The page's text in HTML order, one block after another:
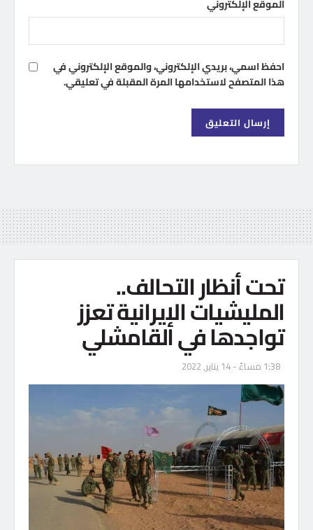
الموقع الإلكتروني
احفظ اسمي، بريدي الإلكتروني، والموقع الإلكتروني في
هذا المتصفح لاستخدامها المرة المقبلة في تعليقي.
تحت أنظار التحالف..
المليشيات الإيرانية تعزز
تواجدها في القامشلي
1:38 مساءً - 14 يناير, 2022